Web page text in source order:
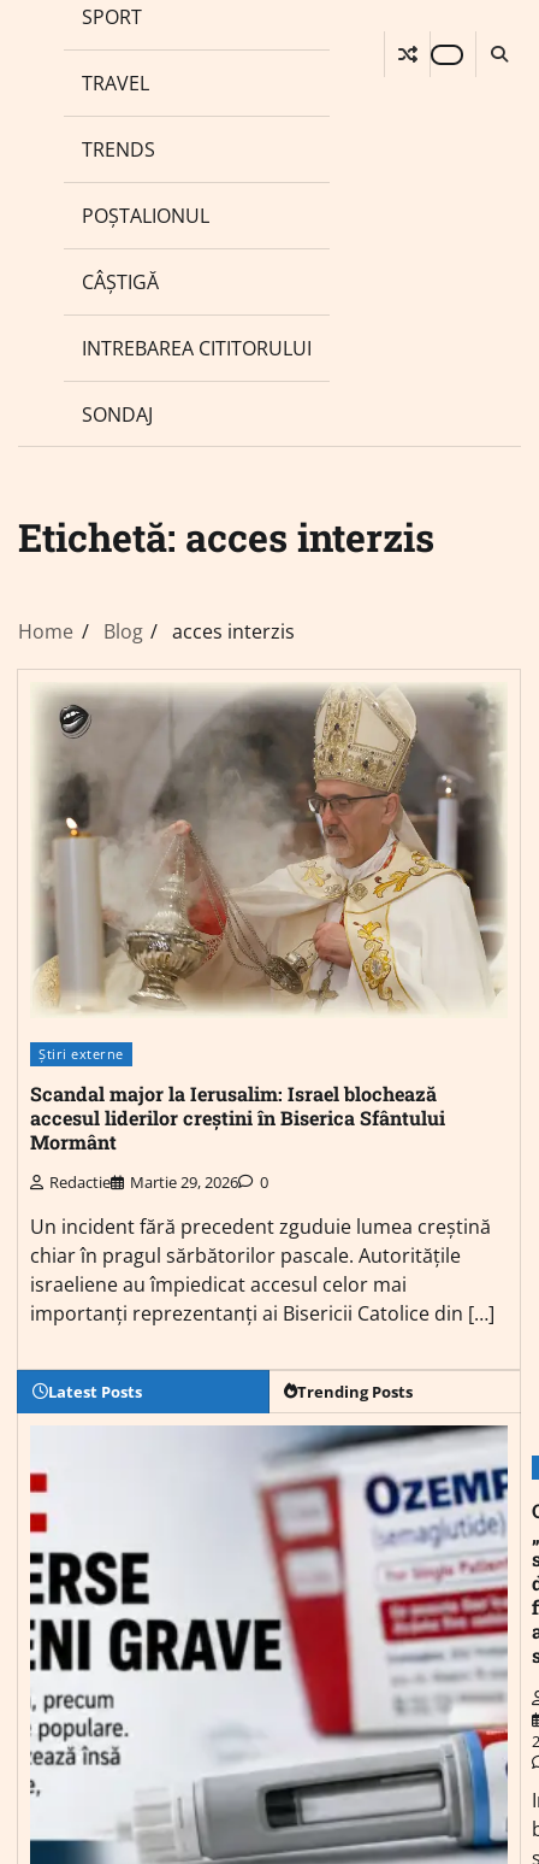
SPORT
TRAVEL
TRENDS
POȘTALIONUL
CÂȘTIGĂ
INTREBAREA CITITORULUI
SONDAJ
Etichetă: acces interzis
Home Blog acces interzis
Știri externe
Scandal major la Ierusalim: Israel blochează
accesul liderilor creștini în Biserica Sfântului
Mormânt
Redactie Martie 29, 2026 0
Un incident fără precedent zguduie lumea creștină
chiar în pragul sărbătorilor pascale. Autoritățile
israeliene au împiedicat accesul celor mai
importanți reprezentanți ai Bisericii Catolice din […]
Latest Posts Trending Posts